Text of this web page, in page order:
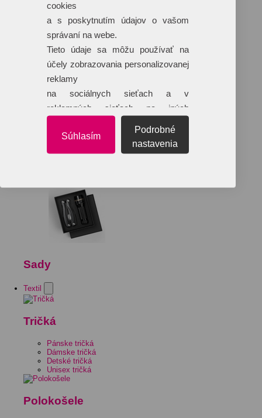
Sady
Textil
Tričká
Pánske tričká
Dámske tričká
Detské tričká
Unisex tričká
Polokošele
cookies
a s poskytnutím údajov o vašom
správaní na webe.
Tieto údaje sa môžu používať na
účely zobrazovania personalizovanej
reklamy
na sociálnych sieťach a v
reklamných sieťach na iných
Súhlasím
Podrobné
nastavenia